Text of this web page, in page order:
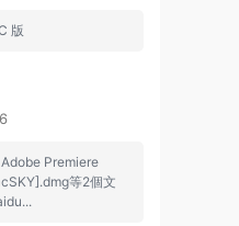
版
Premiere
等2個文